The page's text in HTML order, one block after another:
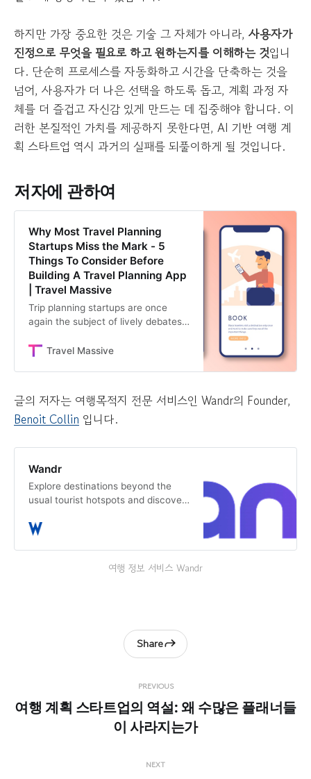
하지만 가장 중요한 것은 기술 그 자체가 아니라, 사용자가
진정으로 무엇을 필요로 하고 원하는지를 이해하는 것입니
다. 단순히 프로세스를 자동화하고 시간을 단축하는 것을
넘어, 사용자가 더 나은 선택을 하도록 돕고, 계획 과정 자
체를 더 즐겁고 자신감 있게 만드는 데 집중해야 합니다. 이
러한 본질적인 가치를 제공하지 못한다면, AI 기반 여행 계
획 스타트업 역시 과거의 실패를 되풀이하게 될 것입니다.
저자에 관하여
Why Most Travel Planning
Startups Miss the Mark - 5
Things To Consider Before
Building A Travel Planning App
| Travel Massive
Trip planning startups are once
again the subject of lively debates,
AI-powered solutions. On one hand,
Travel Massive
글의 저자는 여행목적지 전문 서비스인 Wandr의 Founder,
Benoit Collin 입니다.
Wandr
Explore destinations beyond the
usual tourist hotspots and discover
여행 정보 서비스 Wandr
PREVIOUS
여행 계획 스타트업의 역설: 왜 수많은 플래너들
이 사라지는가
Share
NEXT